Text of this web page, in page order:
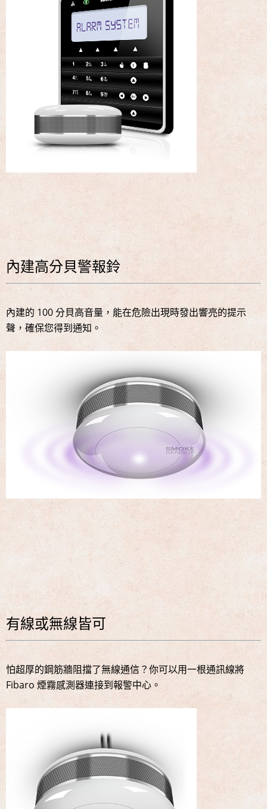
內建高分貝警報鈴
內建的 100 分貝高音量，能在危險出現時發出響亮的提示
聲，確保您得到通知。
有線或無線皆可
怕超厚的鋼筋牆阻擋了無線通信？你可以用一根通訊線將
Fibaro 煙霧感測器連接到報警中心。